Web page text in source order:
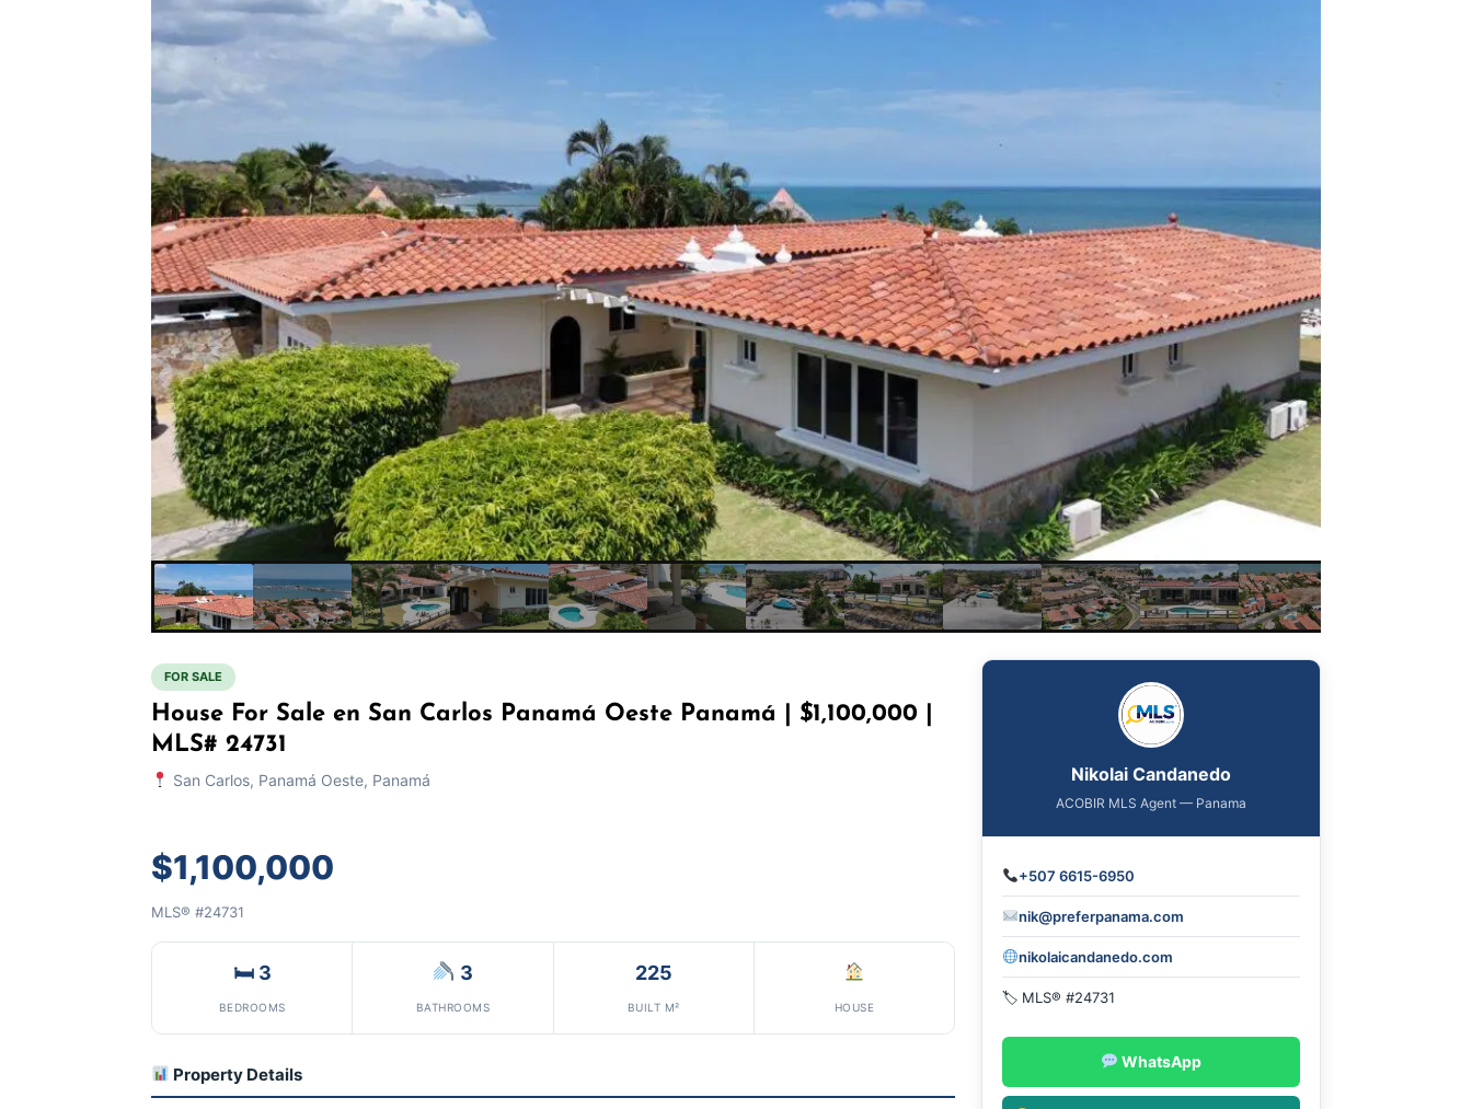
FOR SALE
House For Sale en San Carlos Panamá Oeste Panamá | $1,100,000 |
MLS# 24731
San Carlos, Panamá Oeste, Panamá
$1,100,000
MLS® #24731
🛏 3
BEDROOMS
3
BATHROOMS
225
BUILT M² HOUSE
Property Details
Nikolai Candanedo
ACOBIR MLS Agent — Panama
+507 6615-6950
nik@preferpanama.com
nikolaicandanedo.com
🏷 MLS® #24731
WhatsApp